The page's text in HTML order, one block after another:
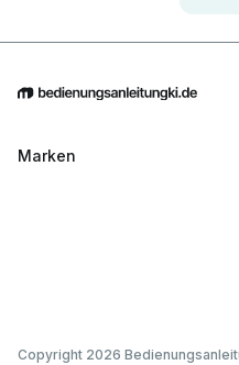
Marken
Copyright 2026